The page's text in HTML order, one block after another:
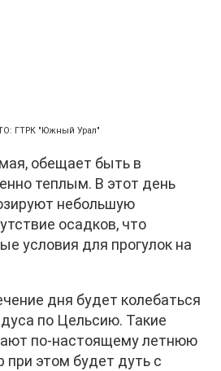
ГТРК "Южный Урал"
обещает быть в
теплым. В этот день
небольшую
осадков, что
условия для прогулок на
дня будет колебаться
по Цельсию. Такие
по-настоящему летнюю
при этом будет дуть с